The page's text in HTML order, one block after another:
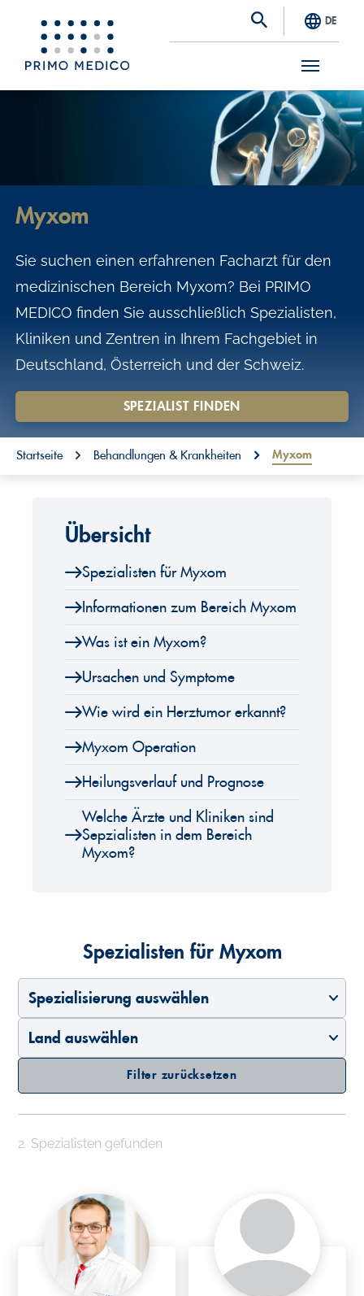
S
DE
Myxom
Sie suchen einen erfahrenen Facharzt für den
medizinischen Bereich Myxom? Bei PRIMO
MEDICO finden Sie ausschließlich Spezialisten,
Kliniken und Zentren in Ihrem Fachgebiet in
Deutschland, Österreich und der Schweiz.
SPEZIALIST FINDEN
You are here:
Startseite Behandlungen & Krankheiten Myxom
Übersicht
Spezialisten für Myxom
Informationen zum Bereich Myxom
Was ist ein Myxom?
Ursachen und Symptome
Wie wird ein Herztumor erkannt?
Myxom Operation
Heilungsverlauf und Prognose
Welche Ärzte und Kliniken sind
Sepzialisten in dem Bereich
Myxom?
Spezialisten für Myxom
Spezialisierung auswählen
Land auswählen
Filter zurücksetzen
2 Spezialisten gefunden